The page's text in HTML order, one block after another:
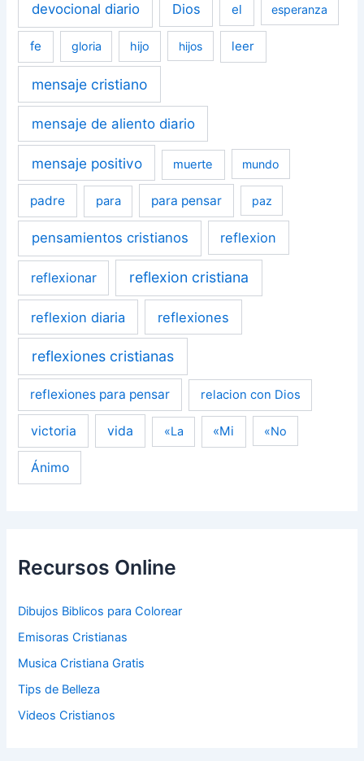
devocional diario Dios el esperanza
fe gloria hijo hijos leer
mensaje cristiano
mensaje de aliento diario
mensaje positivo muerte mundo
padre para para pensar paz
pensamientos cristianos reflexion
reflexionar reflexion cristiana
reflexion diaria reflexiones
reflexiones cristianas
reflexiones para pensar relacion con Dios
victoria vida «La «Mi «No
Ánimo
Recursos Online
Dibujos Biblicos para Colorear
Emisoras Cristianas
Musica Cristiana Gratis
Tips de Belleza
Videos Cristianos